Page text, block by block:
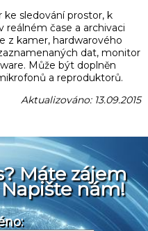
ke sledování prostor, k
reálném čase a archivaci
z kamer, hardwarového
dat, monitor
Může být doplněn
a reproduktorů.
Aktualizováno: 13.09.2015
Máte zájem
nám!